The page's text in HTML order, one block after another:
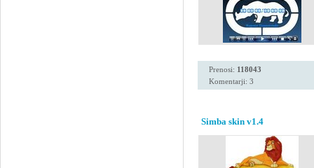
Prenosi: 118043
Komentarji: 3
Simba skin v1.4